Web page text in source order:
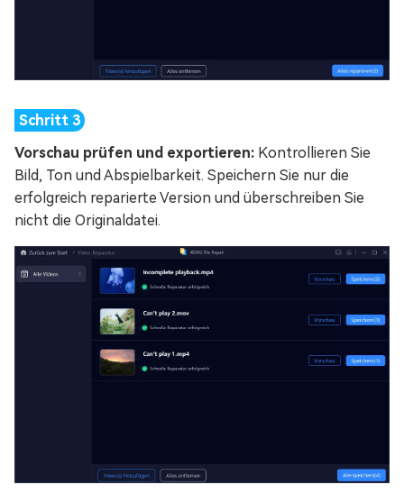
Vorschau prüfen und exportieren: Kontrollieren Sie
Bild, Ton und Abspielbarkeit. Speichern Sie nur die
erfolgreich reparierte Version und überschreiben Sie
nicht die Originaldatei.